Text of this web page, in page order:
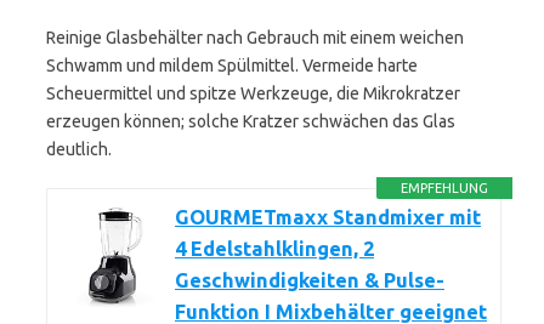
Reinige Glasbehälter nach Gebrauch mit einem weichen
Schwamm und mildem Spülmittel. Vermeide harte
Scheuermittel und spitze Werkzeuge, die Mikrokratzer
erzeugen können; solche Kratzer schwächen das Glas
deutlich.
EMPFEHLUNG
GOURMETmaxx Standmixer mit
4 Edelstahlklingen, 2
Geschwindigkeiten & Pulse-
Funktion I Mixbehälter geeignet